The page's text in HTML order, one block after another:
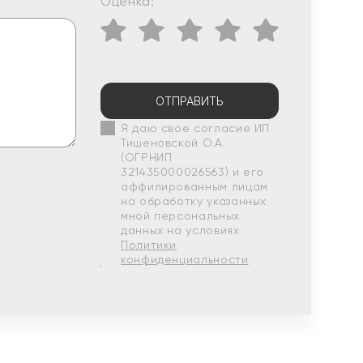
ОТПРАВИТЬ
Я даю свое согласие ИП
Тишеновской О.А.
(ОГРНИП
321435000026563) и его
аффилированным лицам
на обработку указанных
мной персональных
данных на условиях
Политики
конфиденциальности